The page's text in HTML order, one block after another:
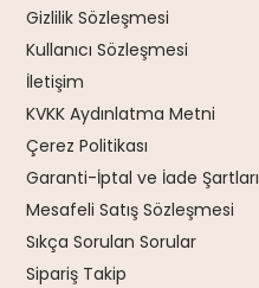
Gizlilik Sözleşmesi
Kullanıcı Sözleşmesi
İletişim
KVKK Aydınlatma Metni
Çerez Politikası
Garanti-İptal ve İade Şartları
Mesafeli Satış Sözleşmesi
Sıkça Sorulan Sorular
Sipariş Takip